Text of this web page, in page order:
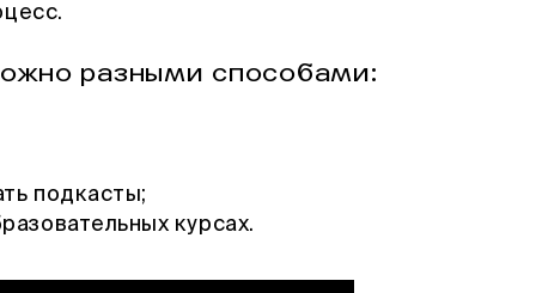
разными способами:
подкасты;
курсах.